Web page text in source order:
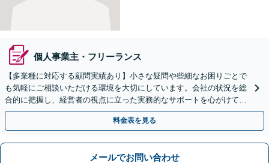
個人事業主・フリーランス
【多業種に対応する顧問実績あり】小さな疑問や些細なお困りごとで
も気軽にご相談いただける環境を大切にしています。会社の状況を総
合的に把握し、経営者の視点に立った実務的なサポートを心がけてお
りますので、お困りごとは何でもご相談ください。
料金表を見る
メールでお問い合わせ